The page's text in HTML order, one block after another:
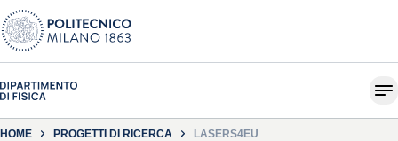
HOME PROGETTI DI RICERCA LASERS4EU